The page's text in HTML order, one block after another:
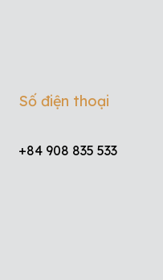
Số điện thoại
+84 908 835 533